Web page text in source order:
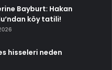
Bayburt: Hakan
köy tatili!
hisseleri neden